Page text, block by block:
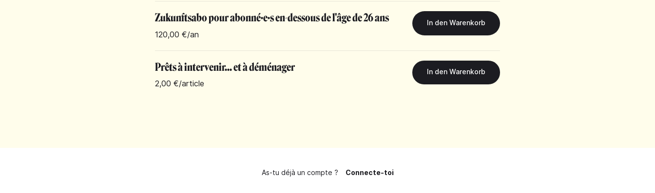
Zukunftsabo pour abonné·e·s en-dessous de l'âge de 26 ans
120,00 €/an
Prêts à intervenir... et à déménager
2,00 €/article
As-tu déjà un compte ? Connecte-toi